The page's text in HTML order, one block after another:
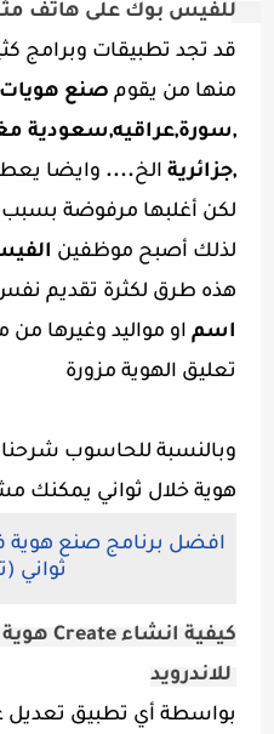
للفيس بوك على هاتف مثل
قد تجد تطبيقات وبرامج
منها من يقوم صنع هويات
,سورة,عراقيه,سعودية
,جزائرية الخ.... وايضا
لكن أغلبها مرفوضة بسبب
لذلك أصبح موظفين
هذه طرق لكثرة تقديم
اسم او مواليد وغيرها
تعليق الهوية مزورة
وبالنسبة للحاسوب
هوية خلال ثواني يمكنك
ثواني
كيفية انشاءCreate هوية
للاندرويد
بواسطة أي تطبيق